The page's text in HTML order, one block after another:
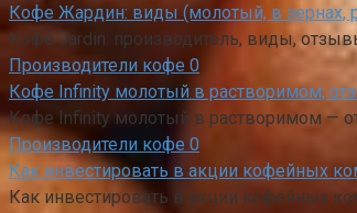
Кофе Жардин: виды (молотый, в зернах,
Кофе Jardin: производитель, виды,
Производители кофе 0
Кофе Infinity молотый в растворимом;
Кофе Infinity молотый в растворимом —
Производители кофе 0
Как инвестировать в акции кофейных
Как инвестировать в акции кофейных